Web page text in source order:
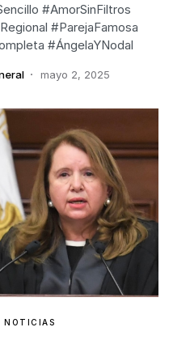
#AmorSinFiltros
#ParejaFamosa
#ÁngelaYNodal
mayo 2, 2025
NOTICIAS